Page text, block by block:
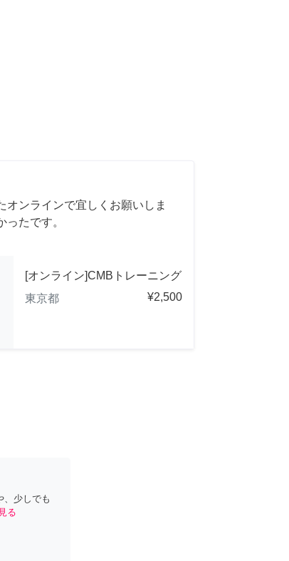
オンラインで宜しくお願いしま
たです。
[オンライン]CMBトレーニング
東京都
¥2,500
、少しでも
る